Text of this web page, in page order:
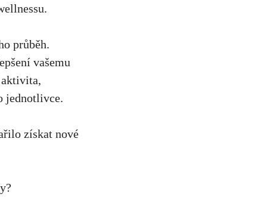
průběh.
vašemu
jednotlivce.
získat nové